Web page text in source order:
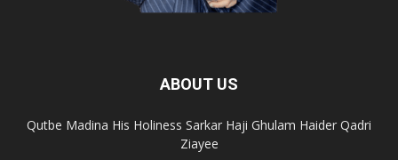
ABOUT US
Qutbe Madina His Holiness Sarkar Haji Ghulam Haider Qadri
Ziayee